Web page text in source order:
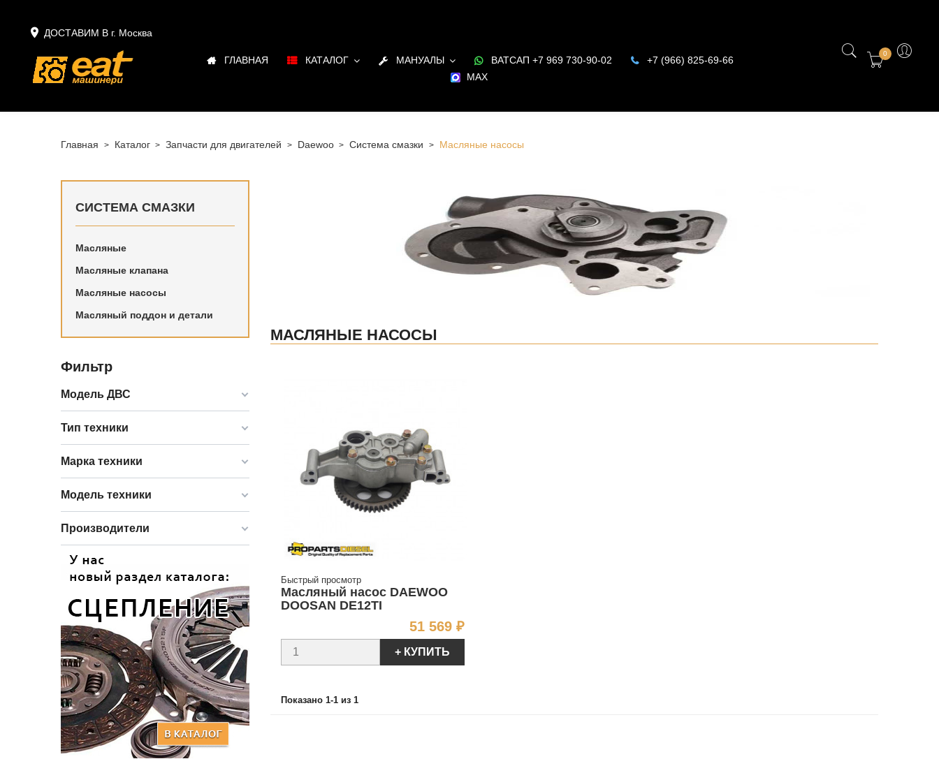
 ДОСТАВИМ В г. Москва
ГЛАВНАЯ КАТАЛОГ МАНУАЛЫ ВАТСАП +7 969 730-90-02
+7 (966) 825-69-66
MAX
0
Главная Каталог Запчасти для двигателей Daewoo Система смазки Масляные насосы
СИСТЕМА СМАЗКИ
Масляные
Масляные клапана
Масляные насосы
Масляный поддон и детали
Фильтр
Модель ДВС
Тип техники
Марка техники
Модель техники
Производители
Купить в Санкт-Петербурге Масляные насосы для двигателя
МАСЛЯНЫЕ НАСОСЫ
Быстрый просмотр
Масляный насос DAEWOO
DOOSAN DE12TI
51 569 ₽Цена
+ КУПИТЬ
Показано 1-1 из 1